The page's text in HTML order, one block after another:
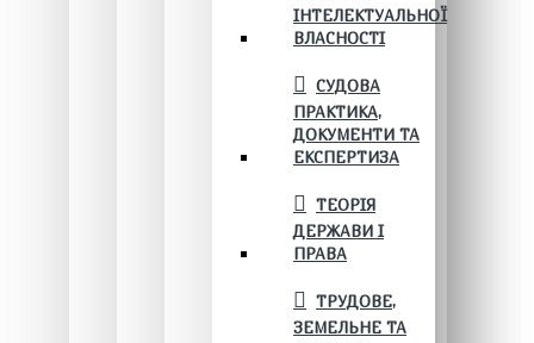
ІНТЕЛЕКТУАЛЬНОЇ
ВЛАСНОСТІ
СУДОВА
ПРАКТИКА,
ДОКУМЕНТИ ТА
ЕКСПЕРТИЗА
ТЕОРІЯ
ДЕРЖАВИ І
ПРАВА
ТРУДОВЕ,
ЗЕМЕЛЬНЕ ТА